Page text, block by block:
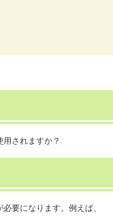
されますか？
要になります。例えば、